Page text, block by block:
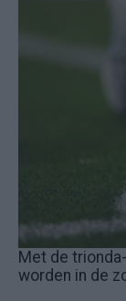
Met de
worden in de